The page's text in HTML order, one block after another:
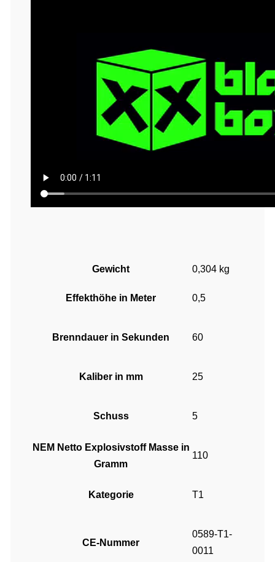
Gewicht 0,304 kg
Effekthöhe in Meter 0,5
Brenndauer in Sekunden 60
Kaliber in mm 25
Schuss 5
NEM Netto Explosivstoff Masse in
Gramm
110
Kategorie T1
CE-Nummer
0589-T1-
0011